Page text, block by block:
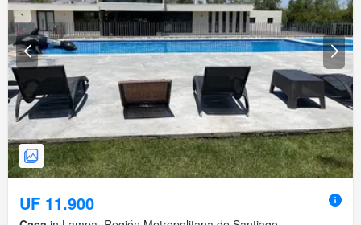
UF 11.900